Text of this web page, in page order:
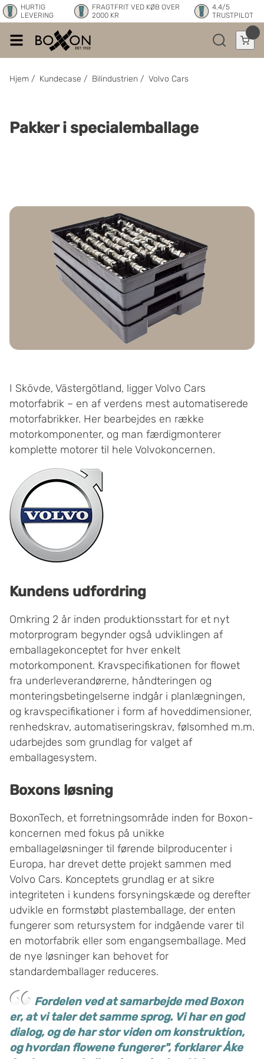
HURTIG
LEVERING
FRAGTFRIT VED KØB OVER
2000 KR
4.4/5
TRUSTPILOT
Hjem / Kundecase / Bilindustrien / Volvo Cars
Pakker i specialemballage
I Skövde, Västergötland, ligger Volvo Cars
motorfabrik – en af verdens mest automatiserede
motorfabrikker. Her bearbejdes en række
motorkomponenter, og man færdigmonterer
komplette motorer til hele Volvokoncernen.
Kundens udfordring
Omkring 2 år inden produktionsstart for et nyt
motorprogram begynder også udviklingen af
emballagekonceptet for hver enkelt
motorkomponent. Kravspecifikationen for flowet
fra underleverandørerne, håndteringen og
monteringsbetingelserne indgår i planlægningen,
og kravspecifikationer i form af hoveddimensioner,
renhedskrav, automatiseringskrav, følsomhed m.m.
udarbejdes som grundlag for valget af
emballagesystem.
Boxons løsning
BoxonTech, et forretningsområde inden for Boxon-
koncernen med fokus på unikke
emballageløsninger til førende bilproducenter i
Europa, har drevet dette projekt sammen med
Volvo Cars. Konceptets grundlag er at sikre
integriteten i kundens forsyningskæde og derefter
udvikle en formstøbt plastemballage, der enten
fungerer som retursystem for indgående varer til
en motorfabrik eller som engangsemballage. Med
de nye løsninger kan behovet for
standardemballager reduceres.
Fordelen ved at samarbejde med Boxon
er, at vi taler det samme sprog. Vi har en god
dialog, og de har stor viden om konstruktion,
og hvordan flowene fungerer", forklarer Åke